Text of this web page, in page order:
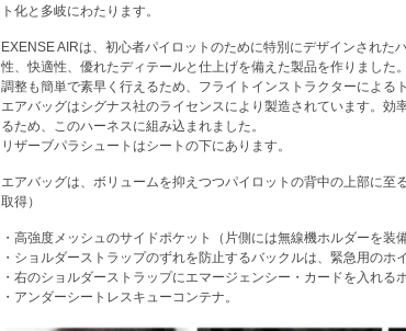
ト化と多岐にわたります。
EXENSE AIRは、初心者パイロットのために特別にデザインされ
性、快適性、優れたディテールと仕上げを備えた製品を作りました。
調整も簡単で素早く行えるため、フライトインストラクターによる
エアバッグはシグナス社のライセンスにより製造されています。
るため、このハーネスに組み込まれました。
リザーブパラシュートはシートの下にあります。
エアバッグは、ボリュームを抑えつつパイロットの背中の上部に
取得）
・高強度メッシュのサイドポケット（片側には無線機ホルダーを装備
・ショルダーストラップのずれを防止するバックルは、緊急用のホ
・右のショルダーストラップにエマージェンシー・カードを入れる
・アンダーシートレスキューコンテナ。